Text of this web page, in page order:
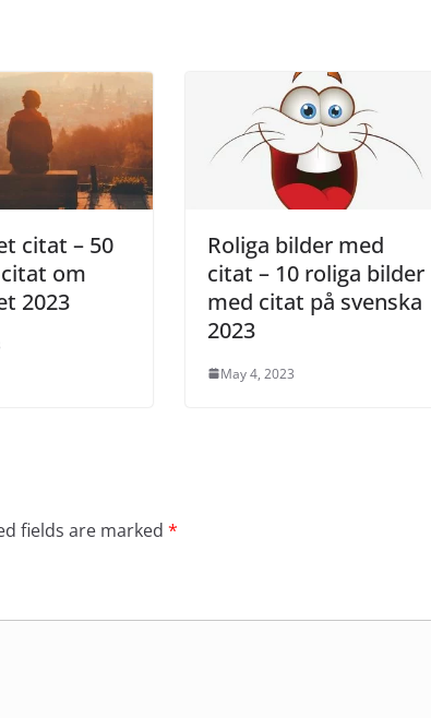
citat – 50
om
2023
Roliga bilder med
citat – 10 roliga bilder
med citat på svenska
2023
May 4, 2023
fields are marked *